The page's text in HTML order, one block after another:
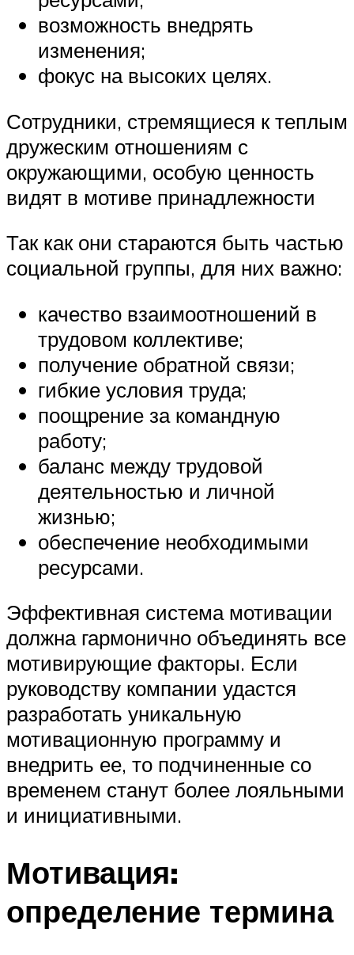
возможность внедрять
изменения;
фокус на высоких целях.
Сотрудники, стремящиеся к теплым
дружеским отношениям с
окружающими, особую ценность
видят в мотиве принадлежности
Так как они стараются быть частью
социальной группы, для них важно:
качество взаимоотношений в
трудовом коллективе;
получение обратной связи;
гибкие условия труда;
поощрение за командную
работу;
баланс между трудовой
деятельностью и личной
жизнью;
обеспечение необходимыми
ресурсами.
Эффективная система мотивации
должна гармонично объединять все
мотивирующие факторы. Если
руководству компании удастся
разработать уникальную
мотивационную программу и
внедрить ее, то подчиненные со
временем станут более лояльными
и инициативными.
Мотивация:
определение термина